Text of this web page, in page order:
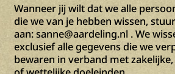
Wanneer jij wilt dat we alle
die we van je hebben wissen,
aan: sanne@aardeling.nl . We
exclusief alle gegevens die we
bewaren in verband met